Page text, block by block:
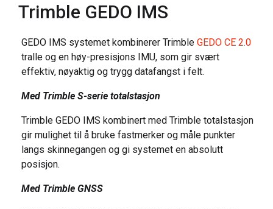
Trimble GEDO IMS
GEDO IMS systemet kombinerer Trimble GEDO CE 2.0
tralle og en høy-presisjons IMU, som gir svært
effektiv, nøyaktig og trygg datafangst i felt.
Med Trimble S-serie totalstasjon
Trimble GEDO IMS kombinert med Trimble totalstasjon
gir mulighet til å bruke fastmerker og måle punkter
langs skinnegangen og gi systemet en absolutt
posisjon.
Med Trimble GNSS